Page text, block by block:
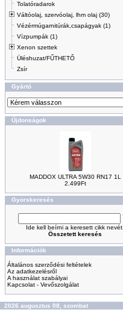
Tolatóradarok
Váltóolaj, szervóolaj, lhm olaj (30)
Vézérmúgarnitúrák,csapágyak (1)
Vízpumpák (1)
Xenon szettek
Üléshuzat/FŰTHETŐ
Zsír
Gyártó
Újdonságok
MADDOX ULTRA 5W30 RN17 1L
2.499Ft
Gyorskeresés
Ide kell beírni a keresett cikk nevét.
Összetett keresés
Információk
Általános szerződési feltételek
Az adatkezelésről
A használat szabályai
Kapcsolat - Vevőszolgálat
2026 augusztus 08, szombat